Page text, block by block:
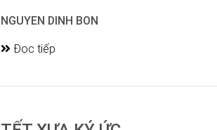
NGUYEN DINH BON
Đọc tiếp